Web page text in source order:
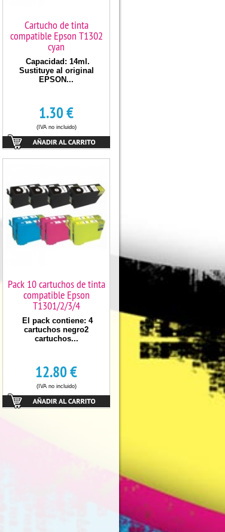
Cartucho de tinta
compatible Epson T1302
cyan
Capacidad: 14ml.
Sustituye al original
EPSON...
1.30€
(IVA no incluido)
Pack 10 cartuchos de tinta
compatible Epson
T1301/2/3/4
El pack contiene: 4
cartuchos negro2
cartuchos...
12.80€
(IVA no incluido)